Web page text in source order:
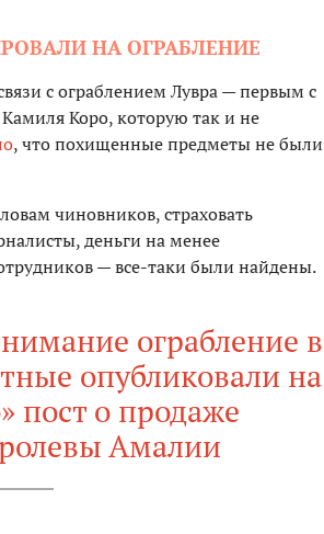
НА ОГРАБЛЕНИЕ
с ограблением Лувра — первым с
Коро, которую так и не
, что похищенные предметы не были
чиновников, страховать
деньги на менее
— все-таки были найдены.
ограбление в
опубликовали на
пост о продаже
Амалии